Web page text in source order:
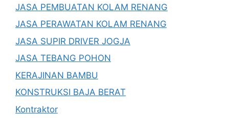
JASA PEMBUATAN KOLAM RENANG
JASA PERAWATAN KOLAM RENANG
JASA SUPIR DRIVER JOGJA
JASA TEBANG POHON
KERAJINAN BAMBU
KONSTRUKSI BAJA BERAT
Kontraktor